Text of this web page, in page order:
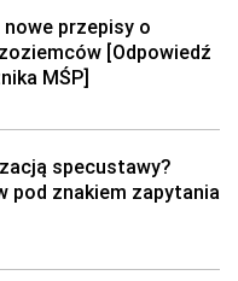
nowe przepisy o
[Odpowiedź
MŚP]
specustawy?
pod znakiem zapytania